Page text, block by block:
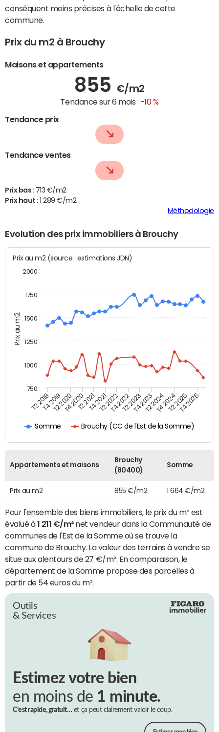
conséquent moins précises à l'échelle de cette
commune.
Prix du m2 à Brouchy
Maisons et appartements
855 €/m2
Tendance sur 6 mois : -10 %
Tendance prix
Tendance ventes
Prix bas : 713 €/m2
Prix haut :
1 289 €/m2
Méthodologie
Evolution des prix immobiliers à Brouchy
Prix au m2
Prix au m2 (source : estimations JDN)
Somme Brouchy (CC de l'Est de la Somme)
T2 2019T4 2019T2 2020T4 2020T2 2021T4 2021T2 2022T4 2022T2 2023T4 2023T2 2024T4 2024T2 2025T4 2025
750
1000
1250
1500
1750
2000
Appartements et maisons
Brouchy
(80400)
Somme
Prix au m2 855 €/m2 1 664 €/m2
Pour l'ensemble des biens immobiliers, le prix du m² est
évalué à1 211 €/m²net vendeur dans la Communauté de
communes de l'Est de la Somme où se trouve la
commune de Brouchy. La valeur des terrains à vendre se
situe aux alentours de 27 €/m². En comparaison, le
département de la Somme propose des parcelles à
partir de 54 euros du m².
Outils
& Services
Estimez votre bien
en moins de 1 minute.
C’est rapide, gratuit…et ça peut clairement valoir le coup.